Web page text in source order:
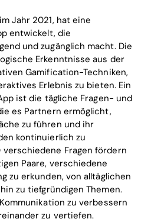
Jahr 2021, hat eine
entwickelt, die
und zugänglich macht. Die
Erkenntnisse aus der
Gamification-Techniken,
Erlebnis zu bieten. Ein
ist die tägliche Fragen- und
es Partnern ermöglicht,
zu führen und ihr
kontinuierlich zu
verschiedene Fragen fördern
Paare, verschiedene
zu erkunden, von alltäglichen
zu tiefgründigen Themen.
zu verbessern
zu vertiefen.